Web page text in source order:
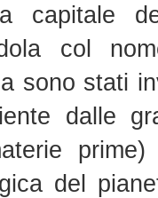
capitale
col
sono stati
dalle
del